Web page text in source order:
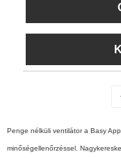
Penge nélküli ventilátor a Basy
minőségellenőrzéssel.